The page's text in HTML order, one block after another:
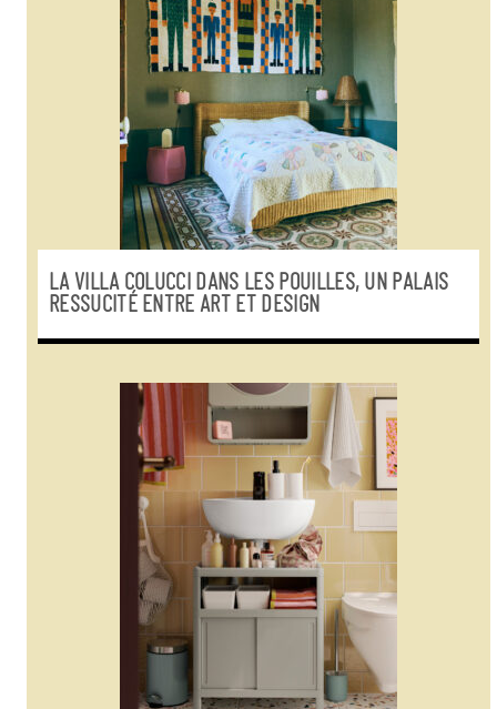
LA VILLA COLUCCI DANS LES POUILLES, UN PALAIS
RESSUCITÉ ENTRE ART ET DESIGN